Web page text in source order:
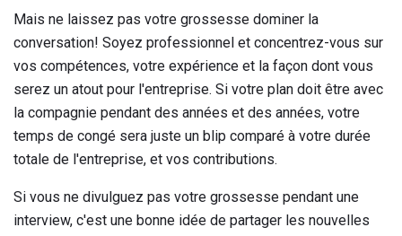
Mais ne laissez pas votre grossesse dominer la
conversation! Soyez professionnel et concentrez-vous sur
vos compétences, votre expérience et la façon dont vous
serez un atout pour l'entreprise. Si votre plan doit être avec
la compagnie pendant des années et des années, votre
temps de congé sera juste un blip comparé à votre durée
totale de l'entreprise, et vos contributions.
Si vous ne divulguez pas votre grossesse pendant une
interview, c'est une bonne idée de partager les nouvelles